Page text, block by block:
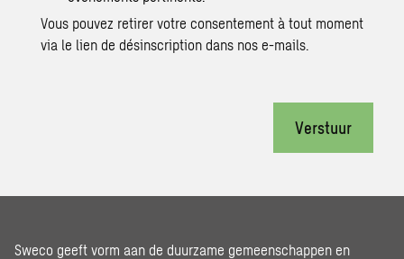
Vous pouvez retirer votre consentement à tout moment
via le lien de désinscription dans nos e-mails.
Verstuur
Sweco geeft vorm aan de duurzame gemeenschappen en